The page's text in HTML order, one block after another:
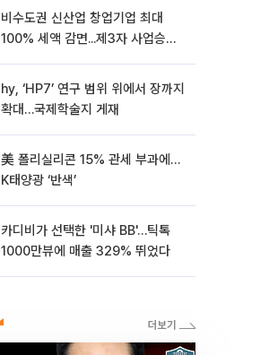
비수도권 신산업 창업기업 최대
100% 세액 감면...제3자 사업승계
hy, ‘HP7’ 연구 범위 위에서 장까지
확대…국제학술지 게재
美 폴리실리콘 15% 관세 부과에…
K태양광 ‘반색’
카디비가 선택한 '미샤 BB'…틱톡
1000만뷰에 매출 329% 뛰었다